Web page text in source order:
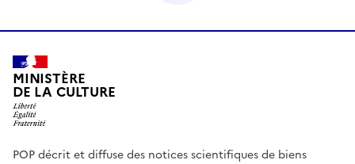
MINISTÈRE
DE LA CULTURE
POP décrit et diffuse des notices scientifiques de biens